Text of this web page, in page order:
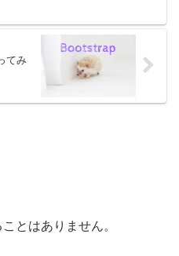
てみ
とはありません。